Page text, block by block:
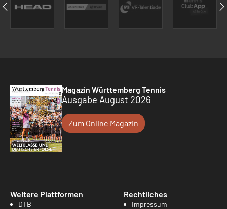
Magazin Württemberg Tennis
Ausgabe August 2026
Zum Online Magazin
Weitere Plattformen
DTB
Rechtliches
Impressum